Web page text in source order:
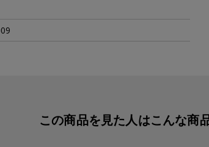
この商品を見た人はこんな商